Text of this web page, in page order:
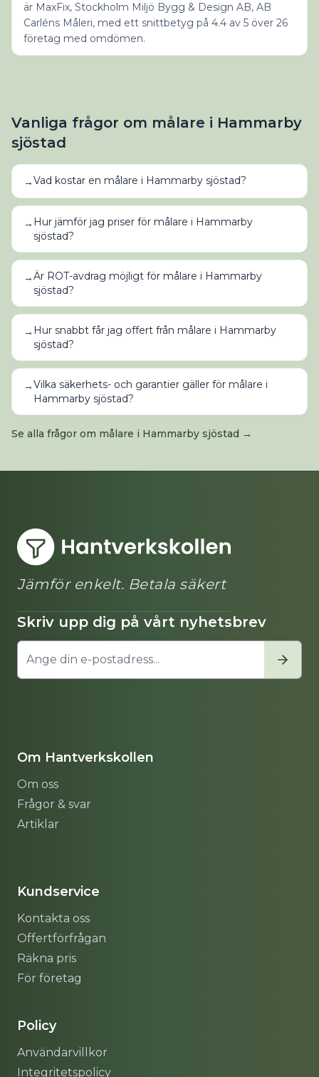
är MaxFix, Stockholm Miljö Bygg & Design AB, AB
Carléns Måleri, med ett snittbetyg på 4.4 av 5 över 26
företag med omdömen.
Vanliga frågor om målare i Hammarby
sjöstad
→Vad kostar en målare i Hammarby sjöstad?
→ Hur jämför jag priser för målare i Hammarby
sjöstad?
→Är ROT-avdrag möjligt för målare i Hammarby
sjöstad?
→ Hur snabbt får jag offert från målare i Hammarby
sjöstad?
→Vilka säkerhets- och garantier gäller för målare i
Hammarby sjöstad?
Se alla frågor om målare i Hammarby sjöstad →
Jämför enkelt. Betala säkert
Skriv upp dig på vårt nyhetsbrev
Om Hantverkskollen
Om oss
Frågor & svar
Artiklar
Kundservice
Kontakta oss
Offertförfrågan
Räkna pris
För företag
Policy
Användarvillkor
Integritetspolicy